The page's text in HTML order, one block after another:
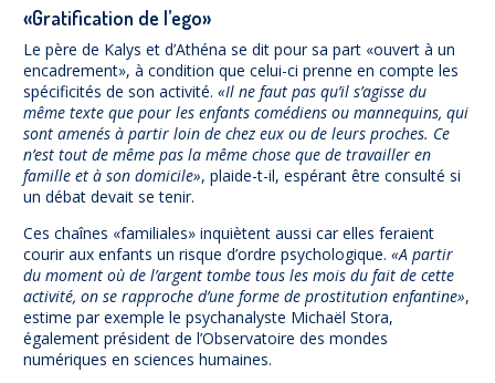
«Gratification de l’ego»
Le père de Kalys et d’Athéna se dit pour sa part «ouvert à un
encadrement», à condition que celui-ci prenne en compte les
spécificités de son activité. «Il ne faut pas qu’il s’agisse du
même texte que pour les enfants comédiens ou mannequins, qui
sont amenés à partir loin de chez eux ou de leurs proches. Ce
n’est tout de même pas la même chose que de travailler en
famille et à son domicile», plaide-t-il, espérant être consulté si
un débat devait se tenir.
Ces chaînes «familiales» inquiètent aussi car elles feraient
courir aux enfants un risque d’ordre psychologique. «A partir
du moment où de l’argent tombe tous les mois du fait de cette
activité, on se rapproche d’une forme de prostitution enfantine»,
estime par exemple le psychanalyste Michaël Stora,
également président de l’Observatoire des mondes
numériques en sciences humaines.